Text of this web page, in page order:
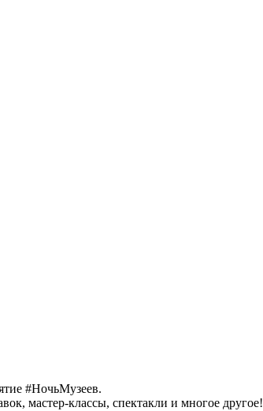
#НочьМузеев.
мастер-классы, спектакли и многое другое!